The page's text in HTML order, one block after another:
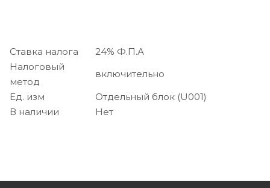
Ставка налога
24% Ф.П.А
Налоговый
метод
включительно
Ед. изм
Отдельный блок (U001)
В наличии
Нет